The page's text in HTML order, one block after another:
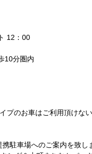
12：00
10分圏内
のお車はご利用頂けな
駐車場へのご案内を致し